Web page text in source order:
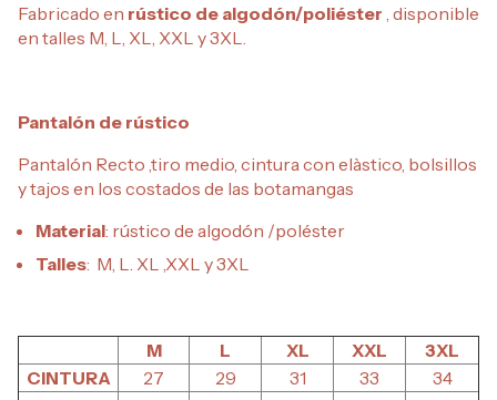
Fabricado en rústico de algodón/poliéster , disponible
en talles M, L, XL, XXL y 3XL.
Pantalón de rústico
Pantalón Recto ,tiro medio, cintura con elàstico, bolsillos
y tajos en los costados de las botamangas
Material: rústico de algodón /poléster
Talles: M, L. XL ,XXL y 3XL
M L XL XXL
3XL
CINTURA
27 29 31 33
34